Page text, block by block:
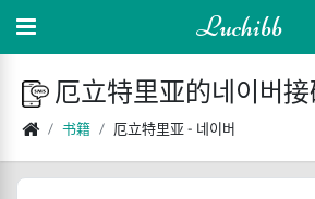
Luchibb
厄立特里亚的네이버
书籍 厄立特里亚 - 네이버